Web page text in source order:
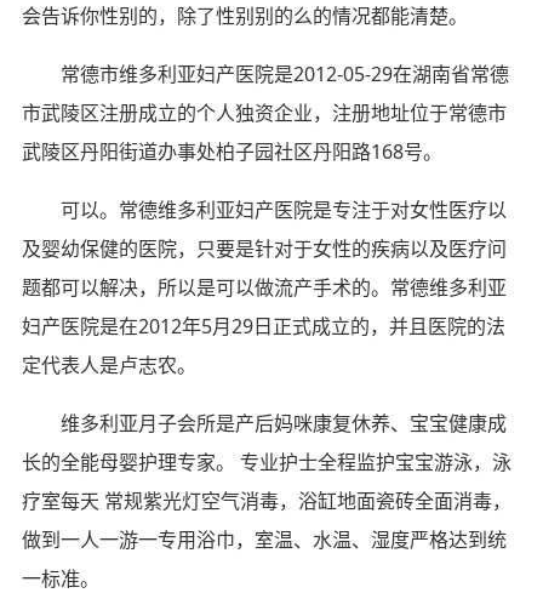
会告诉你性别的，除了性别别的么的情况都能清楚。
常德市维多利亚妇产医院是2012-05-29在湖南省常德
市武陵区注册成立的个人独资企业，注册地址位于常德市
武陵区丹阳街道办事处柏子园社区丹阳路168号。
可以。常德维多利亚妇产医院是专注于对女性医疗以
及婴幼保健的医院，只要是针对于女性的疾病以及医疗问
题都可以解决，所以是可以做流产手术的。常德维多利亚
妇产医院是在2012年5月29日正式成立的，并且医院的法
定代表人是卢志农。
维多利亚月子会所是产后妈咪康复休养、宝宝健康成
长的全能母婴护理专家。 专业护士全程监护宝宝游泳，泳
疗室每天 常规紫光灯空气消毒，浴缸地面瓷砖全面消毒，
做到一人一游一专用浴巾，室温、水温、湿度严格达到统
一标准。